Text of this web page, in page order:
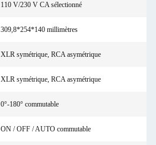
110 V/230 V CA sélectionné
309,8*254*140 millimètres
XLR symétrique, RCA asymétrique
XLR symétrique, RCA asymétrique
0°-180° commutable
ON / OFF / AUTO commutable